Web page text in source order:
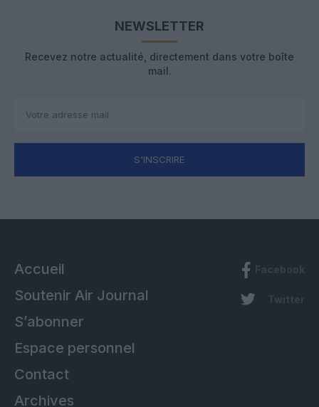
NEWSLETTER
Recevez notre actualité, directement dans votre boîte
mail.
S'INSCRIRE
Accueil
Soutenir Air Journal
S’abonner
Espace personnel
Contact
Archives